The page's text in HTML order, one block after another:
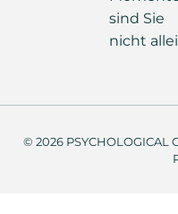
sind Sie
nicht
© 2026 PSYCHOLOGICAL